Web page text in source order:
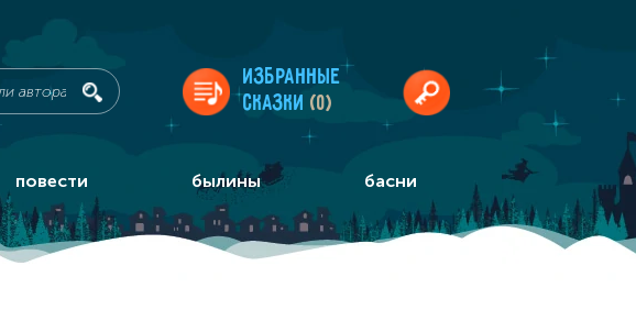
Избранные
сказки (0)
повести былины басни